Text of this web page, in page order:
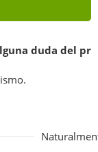
duda del